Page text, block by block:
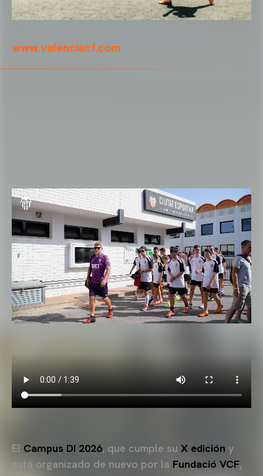
www.valenciacf.com
El Campus DI 2026, que cumple su X edición y
está organizado de nuevo por la Fundació VCF,